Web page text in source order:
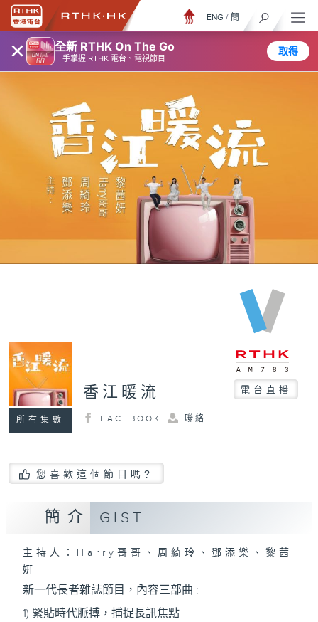
× 全新 RTHK On The Go
一手掌握 RTHK 電台、電視節目
取得
ENG / 簡
所有集數
香江暖流 電台直播
FACEBOOK 聯絡
您喜歡這個節目嗎?
簡介 GIST
主持人：Harry哥哥、周綺玲、鄧添樂、黎茜
姸
新一代長者雜誌節目，內容三部曲 :
1) 緊貼時代脈搏，捕捉長訊焦點